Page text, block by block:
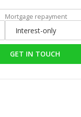
Mortgage repayment
GET IN TOUCH